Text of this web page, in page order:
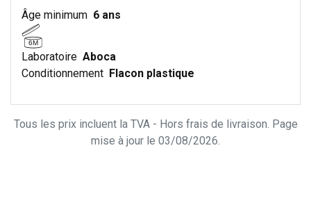
Âge minimum 6 ans
6M
Laboratoire Aboca
Conditionnement Flacon plastique
Tous les prix incluent la TVA - Hors frais de livraison. Page
mise à jour le 03/08/2026.